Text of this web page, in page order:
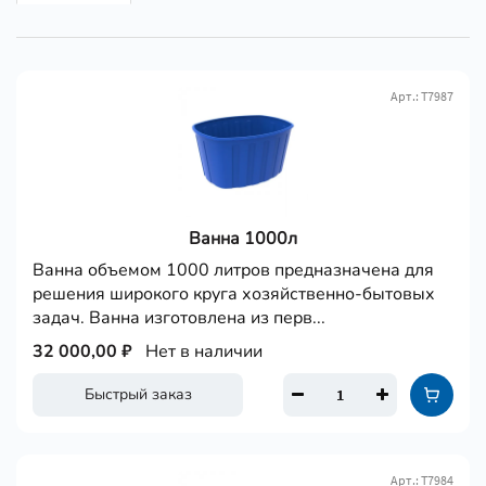
Ванна 1000л
Арт.: Т7987
Ванна объемом 1000 литров предназначена для
решения широкого круга хозяйственно-бытовых
задач. Ванна изготовлена из перв...
Быстрый заказ
32 000,00 ₽ Нет в наличии
Арт.: Т7984